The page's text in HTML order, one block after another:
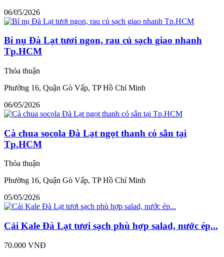
06/05/2026
Bí nụ Đà Lạt tươi ngon, rau củ sạch giao nhanh
Tp.HCM
Thỏa thuận
Phường 16, Quận Gò Vấp, TP Hồ Chí Minh
06/05/2026
Cà chua socola Đà Lạt ngọt thanh có sẵn tại
Tp.HCM
Thỏa thuận
Phường 16, Quận Gò Vấp, TP Hồ Chí Minh
05/05/2026
Cải Kale Đà Lạt tươi sạch phù hợp salad, nước ép...
70.000 VNĐ